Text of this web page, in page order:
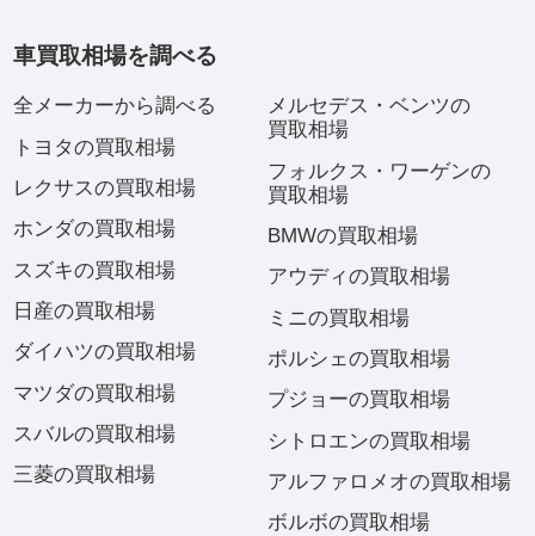
車買取相場を調べる
全メーカーから調べる
トヨタの買取相場
レクサスの買取相場
ホンダの買取相場
スズキの買取相場
日産の買取相場
ダイハツの買取相場
マツダの買取相場
スバルの買取相場
三菱の買取相場
メルセデス・ベンツの
買取相場
フォルクス・ワーゲンの
買取相場
BMWの買取相場
アウディの買取相場
ミニの買取相場
ポルシェの買取相場
プジョーの買取相場
シトロエンの買取相場
アルファロメオの買取相場
ボルボの買取相場